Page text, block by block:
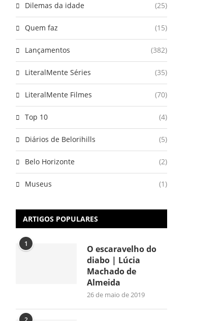
Dilemas da idade (25)
Quem faz (15)
Lançamentos (382)
LiteralMente Séries (35)
LiteralMente Filmes (70)
Top 10 (4)
Diários de Belorihills (5)
Belo Horizonte (2)
Museus (1)
ARTIGOS POPULARES
1
O escaravelho do
diabo | Lúcia
Machado de
Almeida
26 de maio de 2019